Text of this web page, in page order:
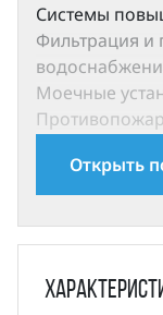
Системы
Фильтрация и
Моечные
Cистемы
воздуха;
Системы
конденсата;
Системы
охлаждающей
Открыть